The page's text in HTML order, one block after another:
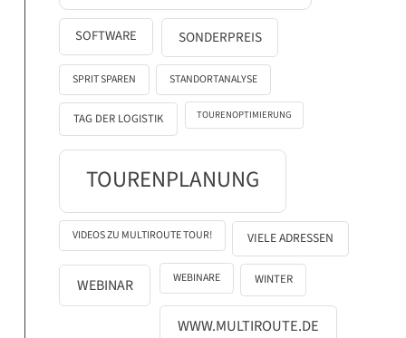
SOFTWARE SONDERPREIS
SPRIT SPAREN STANDORTANALYSE
TAG DER LOGISTIK TOURENOPTIMIERUNG
TOURENPLANUNG
VIDEOS ZU MULTIROUTE TOUR! VIELE ADRESSEN
WEBINAR WEBINARE WINTER
WWW.MULTIROUTE.DE